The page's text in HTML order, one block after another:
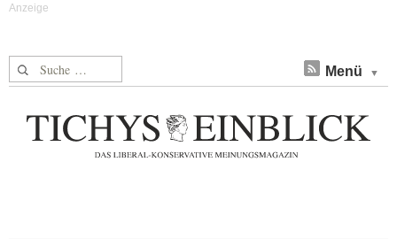
Suche nach: Menü